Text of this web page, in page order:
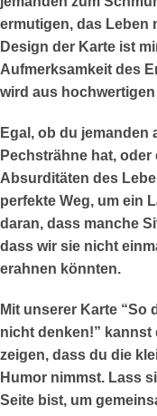
ermutigen, das Leben
Design der Karte ist
Aufmerksamkeit des
wird aus
Egal, ob du jemanden
Pechsträhne hat,
Absurditäten des
perfekte Weg, um ein
daran, dass manche
dass wir sie nicht
erahnen könnten.
Mit unserer Karte “So
nicht denken!”
zeigen, dass du die
Humor nimmst. Lass
Seite bist, um